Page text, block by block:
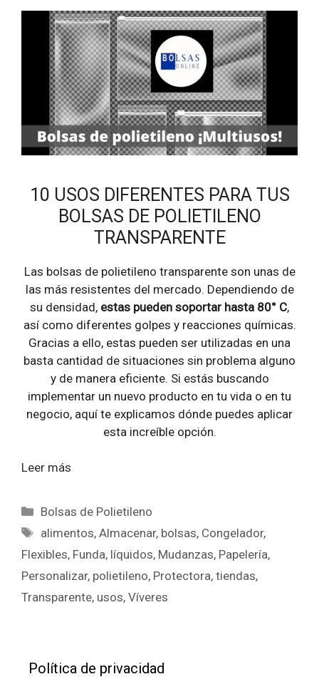
10 USOS DIFERENTES PARA TUS
BOLSAS DE POLIETILENO
TRANSPARENTE
Las bolsas de polietileno transparente son unas de
las más resistentes del mercado. Dependiendo de
su densidad, estas pueden soportar hasta 80° C,
así como diferentes golpes y reacciones químicas.
Gracias a ello, estas pueden ser utilizadas en una
basta cantidad de situaciones sin problema alguno
y de manera eficiente. Si estás buscando
implementar un nuevo producto en tu vida o en tu
negocio, aquí te explicamos dónde puedes aplicar
esta increíble opción.
Leer más
Categorías
Bolsas de Polietileno
Etiquetas
alimentos,Almacenar, bolsas, Congelador,
Flexibles, Funda, líquidos, Mudanzas, Papelería,
Personalizar, polietileno, Protectora, tiendas,
Transparente, usos, Víveres
Política de privacidad